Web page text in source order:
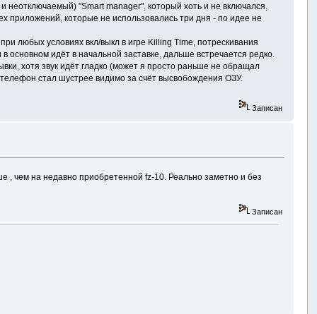
"Smart manager", который хоть и не включался,
приложений, которые не использовались три дня - по идее не
любых условиях вкл/выкл в игре Killing Time, потрескивания
основном идёт в начальной заставке, дальше встречается редко.
хотя звук идёт гладко (может я просто раньше не обращал
стал шустрее видимо за счёт высвобождения ОЗУ.
Записан
, чем на недавно приобретенной fz-10. Реально заметно и без
Записан